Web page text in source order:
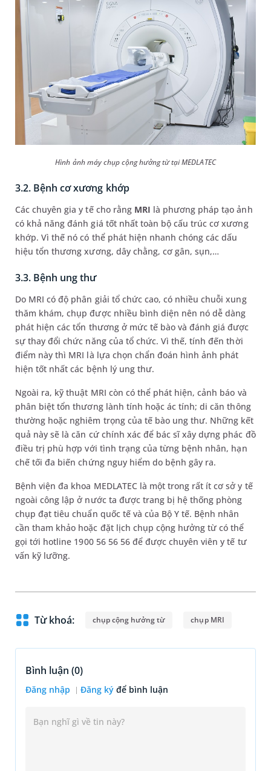
Hình ảnh máy chụp cộng hưởng từ tại MEDLATEC
3.2. Bệnh cơ xương khớp
Các chuyên gia y tế cho rằng MRI là phương pháp tạo ảnh
có khả năng đánh giá tốt nhất toàn bộ cấu trúc cơ xương
khớp. Vì thế nó có thể phát hiện nhanh chóng các dấu
hiệu tổn thương xương, dây chằng, cơ gân, sụn,…
3.3. Bệnh ung thư
Do MRI có độ phân giải tổ chức cao, có nhiều chuỗi xung
thăm khám, chụp được nhiều bình diện nên nó dễ dàng
phát hiện các tổn thương ở mức tế bào và đánh giá được
sự thay đổi chức năng của tổ chức. Vì thế, tính đến thời
điểm này thì MRI là lựa chọn chẩn đoán hình ảnh phát
hiện tốt nhất các bệnh lý ung thư.
Ngoài ra, kỹ thuật MRI còn có thể phát hiện, cảnh báo và
phân biệt tổn thương lành tính hoặc ác tính; di căn thông
thường hoặc nghiêm trọng của tế bào ung thư. Những kết
quả này sẽ là căn cứ chính xác để bác sĩ xây dựng phác đồ
điều trị phù hợp với tình trạng của từng bệnh nhân, hạn
chế tối đa biến chứng nguy hiểm do bệnh gây ra.
Bệnh viện đa khoa MEDLATEC là một trong rất ít cơ sở y tế
ngoài công lập ở nước ta được trang bị hệ thống phòng
chụp đạt tiêu chuẩn quốc tế và của Bộ Y tế. Bệnh nhân
cần tham khảo hoặc đặt lịch chụp cộng hưởng từ có thể
gọi tới hotline 1900 56 56 56 để được chuyên viên y tế tư
vấn kỹ lưỡng.
Từ khoá: chụp cộng hưởng từ chụp MRI
Bình luận (0)
Đăng nhập Đăng ký để bình luận